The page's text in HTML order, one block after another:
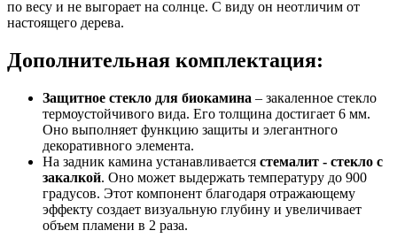
по весу и не выгорает на солнце. С виду он неотличим от
настоящего дерева.
Дополнительная комплектация:
Защитное стекло для биокамина – закаленное стекло
термоустойчивого вида. Его толщина достигает 6 мм.
Оно выполняет функцию защиты и элегантного
декоративного элемента.
На задник камина устанавливается стемалит - стекло с
закалкой. Оно может выдержать температуру до 900
градусов. Этот компонент благодаря отражающему
эффекту создает визуальную глубину и увеличивает
объем пламени в 2 раза.